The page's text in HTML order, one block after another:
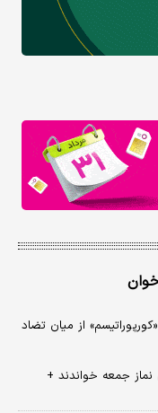
از میان تضاد
نماز جمعه خواندند +